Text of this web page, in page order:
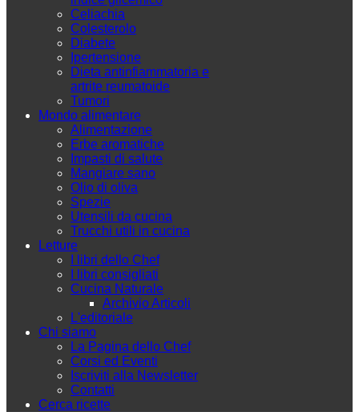
Celiachia
Colesterolo
Diabete
Ipertensione
Dieta antinfiammatoria e
artrite reumatoide
Tumori
Mondo alimentare
Alimentazione
Erbe aromatiche
Impasti di salute
Mangiare sano
Olio di oliva
Spezie
Utensili da cucina
Trucchi utili in cucina
Letture
I libri dello Chef
I libri consigliati
Cucina Naturale
Archivio Articoli
L'editoriale
Chi siamo
La Pagina dello Chef
Corsi ed Eventi
Iscriviti alla Newsletter
Contatti
Cerca ricette